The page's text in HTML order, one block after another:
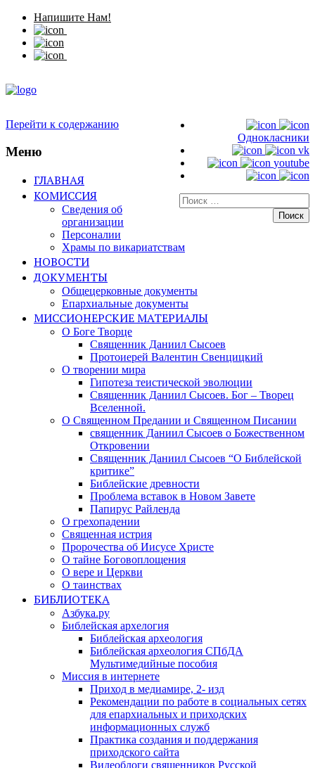
Напишите Нам!
Однокласники
vk
youtube
Искать:
Перейти к содержанию
Меню
ГЛАВНАЯ
КОМИССИЯ
Сведения об
организации
Персоналии
Храмы по викариатствам
НОВОСТИ
ДОКУМЕНТЫ
Общецерковные документы
Епархиальные документы
МИССИОНЕРСКИЕ МАТЕРИАЛЫ
О Боге Творце
Священник Даниил Сысоев
Протоиерей Валентин Свенцицкий
О творении мира
Гипотеза теистической эволюции
Священник Даниил Сысоев. Бог – Творец
Вселенной.
О Священном Предании и Священном Писании
священник Даниил Сысоев о Божественном
Откровении
Священник Даниил Сысоев “О Библейской
критике”
Библейские древности
Проблема вставок в Новом Завете
Папирус Райленда
О грехопадении
Священная истрия
Пророчества об Иисусе Христе
О тайне Боговоплощения
О вере и Церкви
О таинствах
БИБЛИОТЕКА
Азбука.ру
Библейская архелогия
Библейская археология
Библейская археология СПбДА
Мультимедийные пособия
Миссия в интернете
Приход в медиамире, 2- изд
Рекомендации по работе в социальных сетях
для епархиальных и приходских
информационных служб
Практика создания и поддержания
приходского сайта
Видеоблоги священников Русской